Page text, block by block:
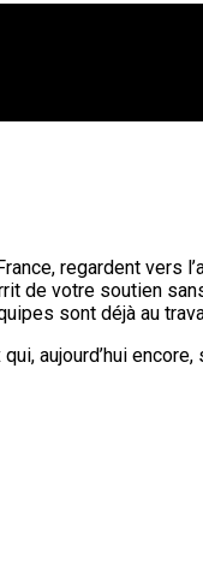
regardent vers
de votre soutien
sont déjà au
aujourd’hui